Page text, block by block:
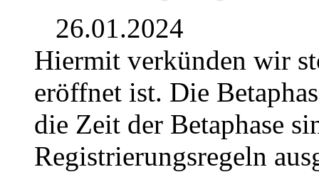
26.01.2024
Hiermit verkünden wir
eröffnet ist. Die
die Zeit der Betaphase
Registrierungsregeln